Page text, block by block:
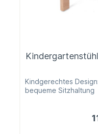
Kindgerechtes
bequeme Sitzhaltung